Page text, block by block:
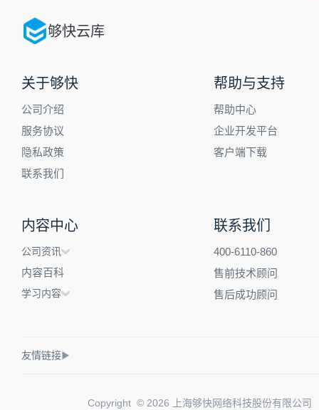
够快云库
关于够快
公司介绍
服务协议
隐私政策
联系我们
帮助与支持
帮助中心
企业开发平台
客户端下载
内容中心
公司资讯
内容百科
学习内容
联系我们
400-6110-860
售前技术顾问
售后成功顾问
友情链接▶
Copyright © 2026 上海够快网络科技股份有限公司